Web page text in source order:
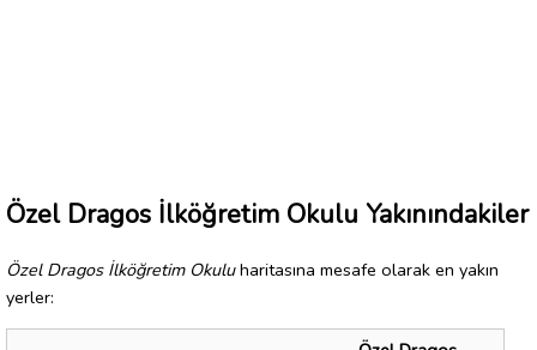
Özel Dragos İlköğretim Okulu Yakınındakiler
Özel Dragos İlköğretim Okuluharitasına mesafe olarak en yakın
yerler: